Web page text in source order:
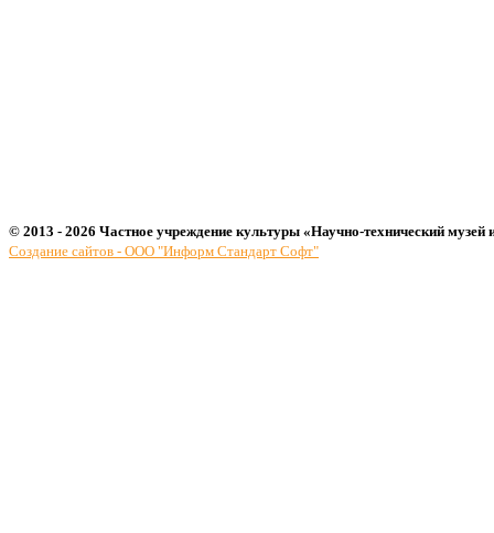
© 2013 - 2026 Частное учреждение культуры «Научно-технический музей
Создание сайтов - ООО "Информ Стандарт Софт"